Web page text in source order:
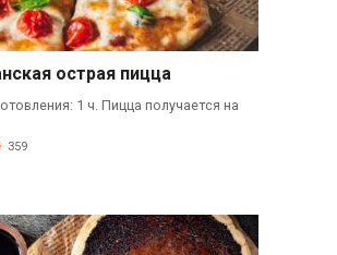
острая пицца
1 ч. Пицца получается на
359